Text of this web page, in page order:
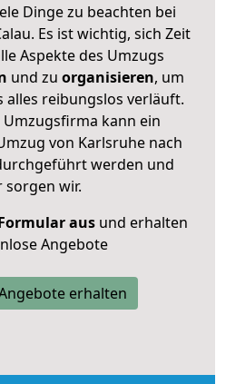
Dinge zu beachten bei
Es ist wichtig, sich Zeit
Aspekte des Umzugs
und zu organisieren, um
alles reibungslos verläuft.
kann ein
von Karlsruhe nach
werden und
sorgen wir.
ausund erhalten
Angebote
erhalten